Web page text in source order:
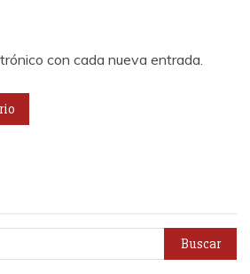
con cada nueva entrada.